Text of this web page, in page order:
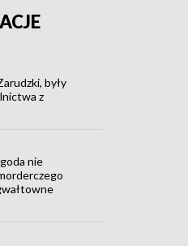
były
z
nie